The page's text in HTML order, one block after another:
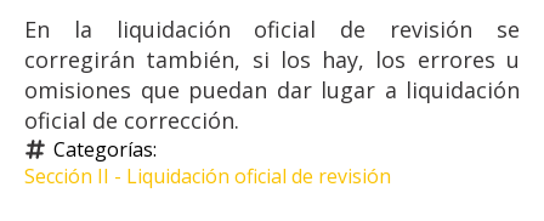
En la liquidación oficial de revisión se
corregirán también, si los hay, los errores u
omisiones que puedan dar lugar a liquidación
oficial de corrección.
Categorías:
Sección II - Liquidación oficial de revisión